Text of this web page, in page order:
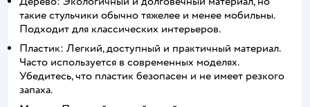
такие стульчики обычно тяжелее и менее мобильны.
Подходит для классических интерьеров.
Пластик: Легкий, доступный и практичный материал.
Часто используется в современных моделях.
Убедитесь, что пластик безопасен и не имеет резкого
запаха.